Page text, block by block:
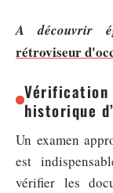
A découvrir
rétroviseur
Vérification
historique
Un examen
est
vérifier les